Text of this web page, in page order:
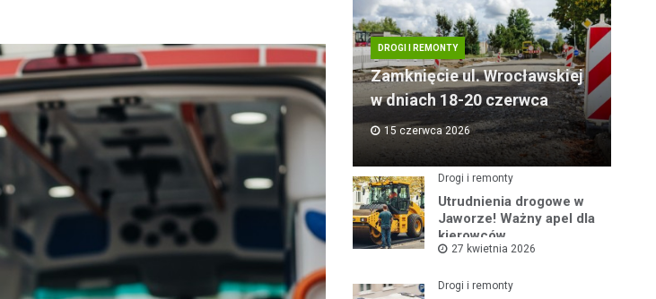
DROGI I REMONTY
Zamknięcie ul. Wrocławskiej
w dniach 18-20 czerwca
15 czerwca 2026
Drogi i remonty
Utrudnienia drogowe w
Jaworze! Ważny apel dla
kierowców
27 kwietnia 2026
Drogi i remonty